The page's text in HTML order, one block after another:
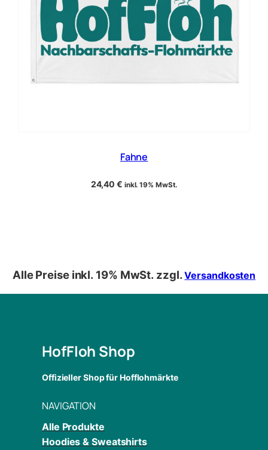
Fahne
24,40€ inkl. 19% MwSt.
Alle Preise inkl. 19% MwSt. zzgl.Versandkosten
HofFloh Shop
Offizieller Shop für Hofflohmärkte
NAVIGATION
Alle Produkte
Hoodies & Sweatshirts